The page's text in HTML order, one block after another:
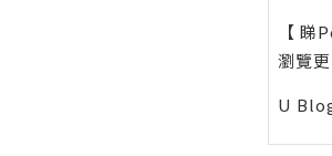
【 睇
瀏覽
U